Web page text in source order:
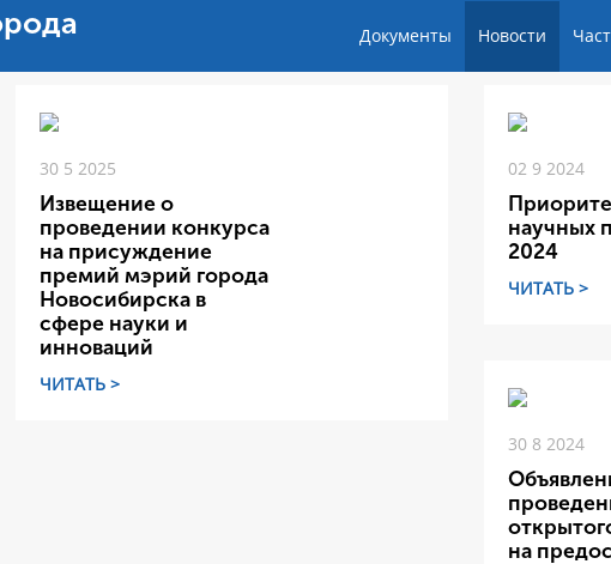
Документы Новости
30 5 2025
Извещение о
проведении конкурса
на присуждение
премий мэрий города
Новосибирска в
сфере науки и
инноваций
ЧИТАТЬ >
02 9 2024
научных
2024
ЧИТАТЬ >
30 8 2024
на